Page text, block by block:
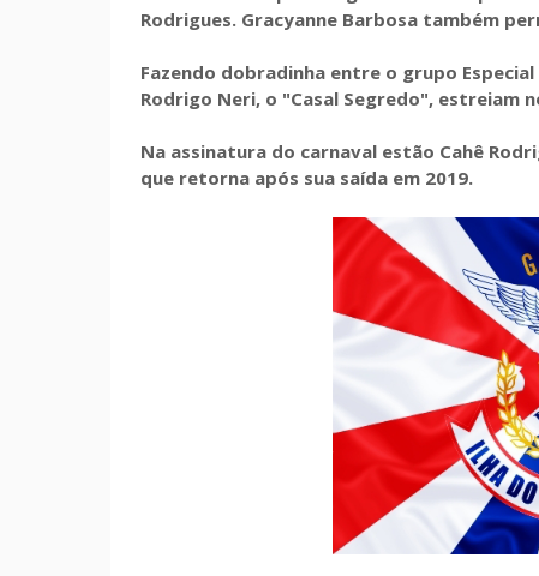
Rodrigues. Gracyanne Barbosa também
Fazendo dobradinha entre o grupo
Rodrigo Neri, o "Casal Segredo", estreiam
Na assinatura do carnaval estão Cahê
que retorna após sua saída em 2019.